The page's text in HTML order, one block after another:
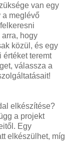
van egy
a meglévő
hogy
közül, és egy
teremt
válassza a
elkészítése?
a projekt
Egy
elkészülhet, míg